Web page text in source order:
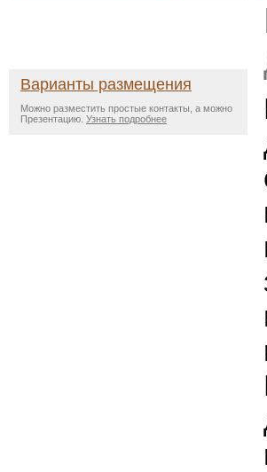
Варианты размещения
Можно разместить простые контакты, а можно
Презентацию. Узнать подробнее